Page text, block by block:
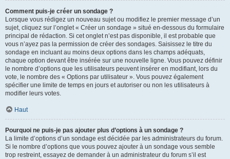
Comment puis-je créer un sondage ?
Lorsque vous rédigez un nouveau sujet ou modifiez le premier message d’un
sujet, cliquez sur l’onglet « Créer un sondage » situé en-dessous du formulaire
principal de rédaction. Si cet onglet n’est pas disponible, il est probable que
vous n’ayez pas la permission de créer des sondages. Saisissez le titre du
sondage en incluant au moins deux options dans les champs adéquats,
chaque option devant être insérée sur une nouvelle ligne. Vous pouvez définir
le nombre d’options que les utilisateurs peuvent insérer en modifiant, lors du
vote, le nombre des « Options par utilisateur ». Vous pouvez également
spécifier une limite de temps en jours et autoriser ou non les utilisateurs à
modifier leurs votes.
Haut
Pourquoi ne puis-je pas ajouter plus d’options à un sondage ?
La limite d’options d’un sondage est décidée par les administrateurs du forum.
Si le nombre d’options que vous pouvez ajouter à un sondage vous semble
trop restreint, essayez de demander à un administrateur du forum s’il est